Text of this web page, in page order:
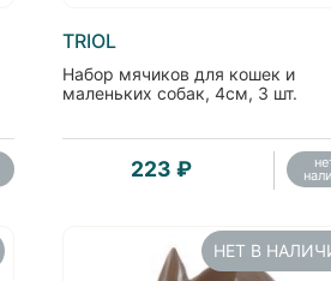
TRIOL
Набор мячиков для кошек и
маленьких собак, 4см, 3 шт.
223 ₽
НЕТ В